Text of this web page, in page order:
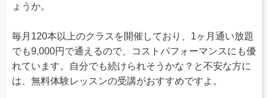
ょうか。
毎月120本以上のクラスを開催しており、1ヶ月通い放題
でも9,000円で通えるので、コストパフォーマンスにも優
れています。自分でも続けられそうかな？と不安な方に
は、無料体験レッスンの受講がおすすめですよ。